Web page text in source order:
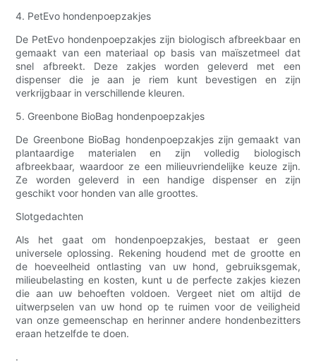
4. PetEvo hondenpoepzakjes
De PetEvo hondenpoepzakjes zijn biologisch afbreekbaar en
gemaakt van een materiaal op basis van maïszetmeel dat
snel afbreekt. Deze zakjes worden geleverd met een
dispenser die je aan je riem kunt bevestigen en zijn
verkrijgbaar in verschillende kleuren.
5. Greenbone BioBag hondenpoepzakjes
De Greenbone BioBag hondenpoepzakjes zijn gemaakt van
plantaardige materialen en zijn volledig biologisch
afbreekbaar, waardoor ze een milieuvriendelijke keuze zijn.
Ze worden geleverd in een handige dispenser en zijn
geschikt voor honden van alle groottes.
Slotgedachten
Als het gaat om hondenpoepzakjes, bestaat er geen
universele oplossing. Rekening houdend met de grootte en
de hoeveelheid ontlasting van uw hond, gebruiksgemak,
milieubelasting en kosten, kunt u de perfecte zakjes kiezen
die aan uw behoeften voldoen. Vergeet niet om altijd de
uitwerpselen van uw hond op te ruimen voor de veiligheid
van onze gemeenschap en herinner andere hondenbezitters
eraan hetzelfde te doen.
.